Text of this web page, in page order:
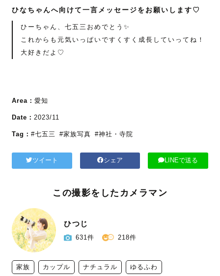
ひなちゃんへ向けて一言メッセージをお願いします♡
ひーちゃん、七五三おめでとう✨
これからも元気いっぱいですくすく成長していってね！
大好きだよ♡
Area： 愛知
Date： 2023/11
Tag： #七五三 #家族写真 #神社・寺院
ツイート シェア LINEで送る
この撮影をしたカメラマン
ひつじ
631件 218件
家族 カップル ナチュラル ゆるふわ